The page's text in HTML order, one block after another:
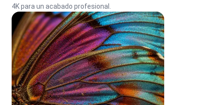
4K para un acabado profesional.